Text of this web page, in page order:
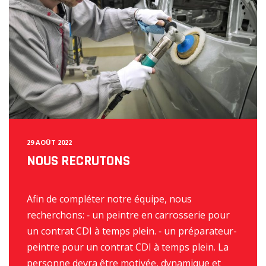
o
n
29 AOÛT 2022
NOUS RECRUTONS
Afin de compléter notre équipe, nous
recherchons: ⁃ un peintre en carrosserie pour
un contrat CDI à temps plein. ⁃ un préparateur-
peintre pour un contrat CDI à temps plein. La
personne devra être motivée, dynamique et